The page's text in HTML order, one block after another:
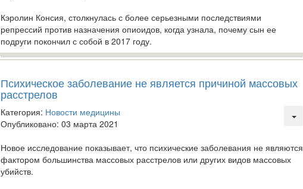
Кэролин Консия, столкнулась с более серьезными последствиями
репрессий против назначения опиоидов, когда узнала, почему сын ее
подруги покончил с собой в 2017 году.
Психическое заболевание не является причиной массовых
расстрелов
Категория: Новости медицины
Опубликовано: 03 марта 2021
Новое исследование показывает, что психические заболевания не являются
фактором большинства массовых расстрелов или других видов массовых
убийств.